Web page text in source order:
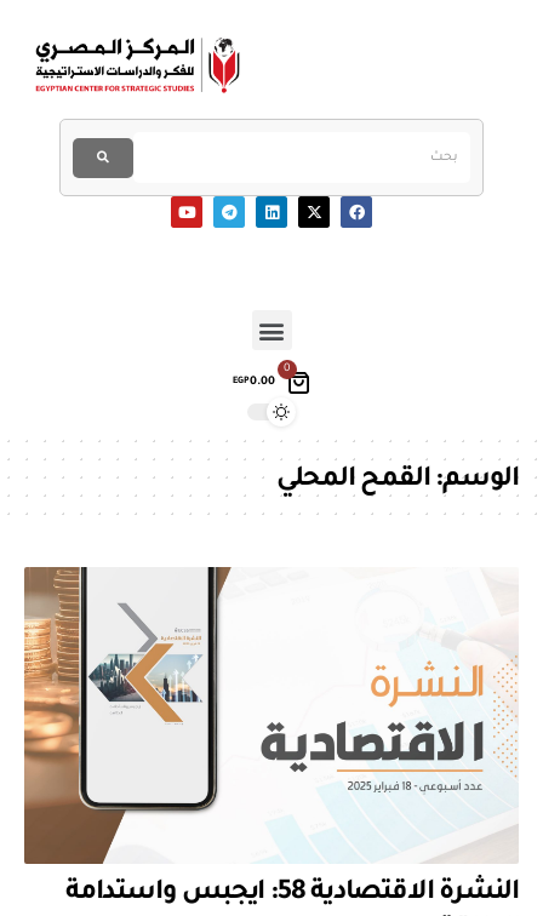
0
EGP0.00
الوسم:القمح المحلي
النشرة الاقتصادية 58: ايجبس واستدامة